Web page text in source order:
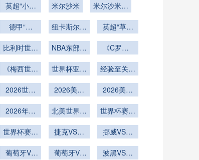
翱翔曲
英超“小海
大风浪
米尔沙米
米尔沙米的
德甲“黑
狂飙
纽卡斯尔联
英超“草根
逐光之旅
比利时世界
预测
NBA东部季
《C罗第6
杯！41
否刷新多项
录？》
《梅西世界
舞！39
否以冠军完
世界杯亚洲
定
经验至关重
2026世界
破门会否展
2026美加
馆VAR设备
2026美加
馆球网更换
款
2026年世
淘汰赛对阵
组第三分布
北美世界杯
术与球场广
迟测试
世界杯赛后
抓羊
世界杯赛后
抓兔
捷克VS墨
VS墨西哥
挪威VS塞
VS塞内加
葡萄牙VS
葡萄牙VS
波黑VS卡